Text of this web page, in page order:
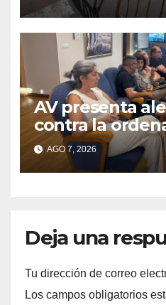
AV presenta
contra la
residuos del
considerar que
cargas
AGO 7, 2026
Deja una
Tu dirección de correo
Los campos obligatorios